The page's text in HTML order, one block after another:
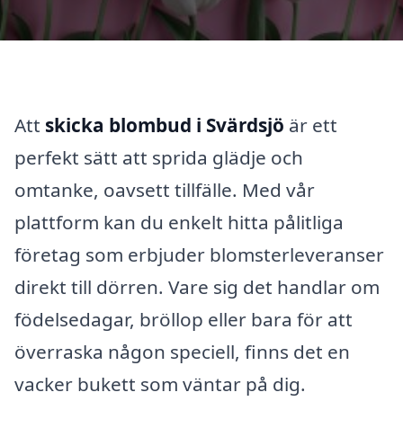
Att skicka blombud i Svärdsjö är ett
perfekt sätt att sprida glädje och
omtanke, oavsett tillfälle. Med vår
plattform kan du enkelt hitta pålitliga
företag som erbjuder blomsterleveranser
direkt till dörren. Vare sig det handlar om
födelsedagar, bröllop eller bara för att
överraska någon speciell, finns det en
vacker bukett som väntar på dig.